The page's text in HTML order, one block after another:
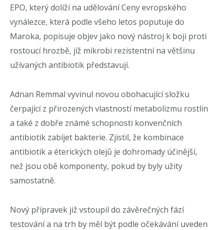
EPO, který dolíží na udělování Ceny evropského
vynálezce, která podle všeho letos poputuje do
Maroka, popisuje objev jako nový nástroj k boji proti
rostoucí hrozbě, jíž mikrobi rezistentní na většinu
užívaných antibiotik představují.
Adnan Remmal vyvinul novou obohacující složku
čerpající z přirozených vlastností metabolizmu rostlin
a také z dobře známé schopnosti konvenčních
antibiotik zabíjet bakterie. Zjistil, že kombinace
antibiotik a éterických olejů je dohromady účinější,
než jsou obě komponenty, pokud by byly užity
samostatně.
Nový přípravek již vstoupil do závěrečných fází
testování a na trh by měl být podle očekávání uveden